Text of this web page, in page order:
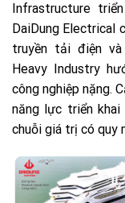
Infrastructure
DaiDung Electrical
truyền tải điện và
Heavy Industry
công nghiệp nặng.
năng lực triển
chuỗi giá trị có quy